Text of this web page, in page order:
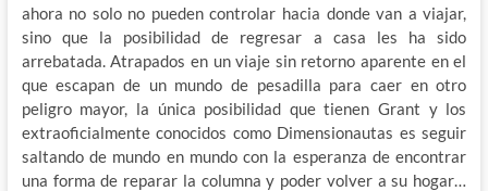
ahora no solo no pueden controlar hacia donde van a viajar,
sino que la posibilidad de regresar a casa les ha sido
arrebatada. Atrapados en un viaje sin retorno aparente en el
que escapan de un mundo de pesadilla para caer en otro
peligro mayor, la única posibilidad que tienen Grant y los
extraoficialmente conocidos como Dimensionautas es seguir
saltando de mundo en mundo con la esperanza de encontrar
una forma de reparar la columna y poder volver a su hogar…